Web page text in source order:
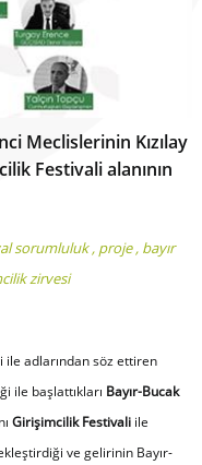
Meclislerinin Kızılay
Festivali alanının
sorumluluk, proje, bayır
zirvesi
ile adlarından söz ettiren
ile başlattıkları Bayır-Bucak
Girişimcilik Festivaliile
ve gelirinin Bayır-